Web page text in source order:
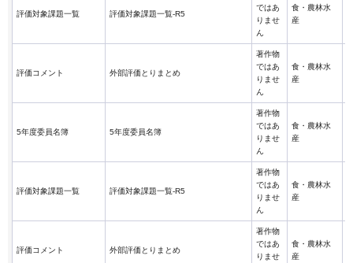
評価対象課題一覧 評価対象課題一覧-R5
ではあ
りませ
ん
食・農林水
産
評価コメント 外部評価とりまとめ
著作物
ではあ
りませ
ん
食・農林水
産
5年度委員名簿 5年度委員名簿
著作物
ではあ
りませ
ん
食・農林水
産
評価対象課題一覧 評価対象課題一覧-R5
著作物
ではあ
りませ
ん
食・農林水
産
評価コメント 外部評価とりまとめ
著作物
ではあ
りませ
食・農林水
産